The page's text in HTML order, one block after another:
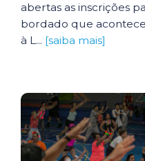
abertas as inscrições
bordado que
à L... [saiba mais]